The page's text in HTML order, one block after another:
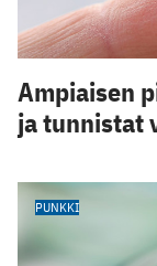
Ampiaisen
ja tunnistat
PUNKKI